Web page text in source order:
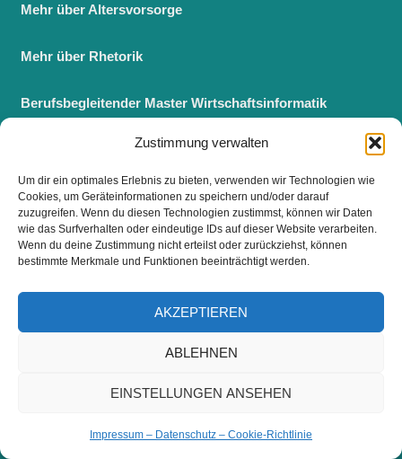
Zustimmung verwalten
Um dir ein optimales Erlebnis zu bieten, verwenden wir Technologien wie
Cookies, um Geräteinformationen zu speichern und/oder darauf
zuzugreifen. Wenn du diesen Technologien zustimmst, können wir Daten
wie das Surfverhalten oder eindeutige IDs auf dieser Website verarbeiten.
Wenn du deine Zustimmung nicht erteilst oder zurückziehst, können
bestimmte Merkmale und Funktionen beeinträchtigt werden.
AKZEPTIEREN
ABLEHNEN
EINSTELLUNGEN ANSEHEN
Impressum – Datenschutz – Cookie-Richtlinie
Mehr über Altersvorsorge
Mehr über Rhetorik
Berufsbegleitender Master Wirtschaftsinformatik
Fernstudium Master Wirtschaftsinformatik
BELIEBTE ARTIKEL
Mehr über Hygieneschulungen für Lebensmittelhygiene
Mehr über den Job als Regulatory Affairs Manager
Erfahre mehr über richtig Fotografieren